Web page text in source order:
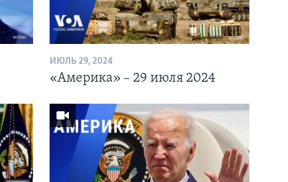
ИЮЛЬ 29, 2024
«Америка» – 29 июля 2024